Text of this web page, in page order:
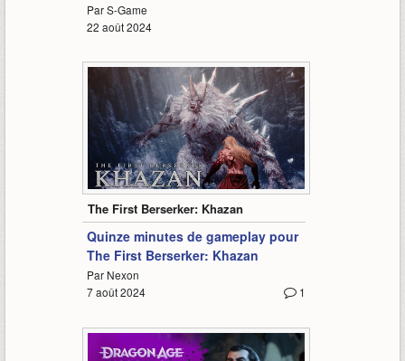
Par S-Game
22 août 2024
14:55
The First Berserker: Khazan
Quinze minutes de gameplay pour
The First Berserker: Khazan
Par Nexon
1
7 août 2024